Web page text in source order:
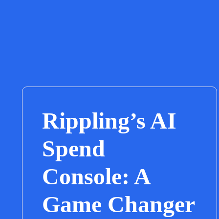
Rippling’s AI
Spend
Console: A
Game Changer